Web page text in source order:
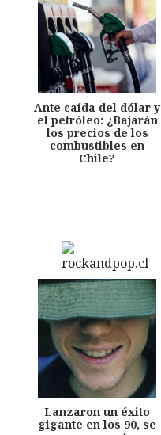
Ante caída del dólar y
el petróleo: ¿Bajarán
los precios de los
combustibles en
Chile?
Lanzaron un éxito
gigante en los 90, se